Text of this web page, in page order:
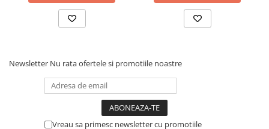
Newsletter Nu rata ofertele si promotiile noastre
Vreau sa primesc newsletter cu promotiile